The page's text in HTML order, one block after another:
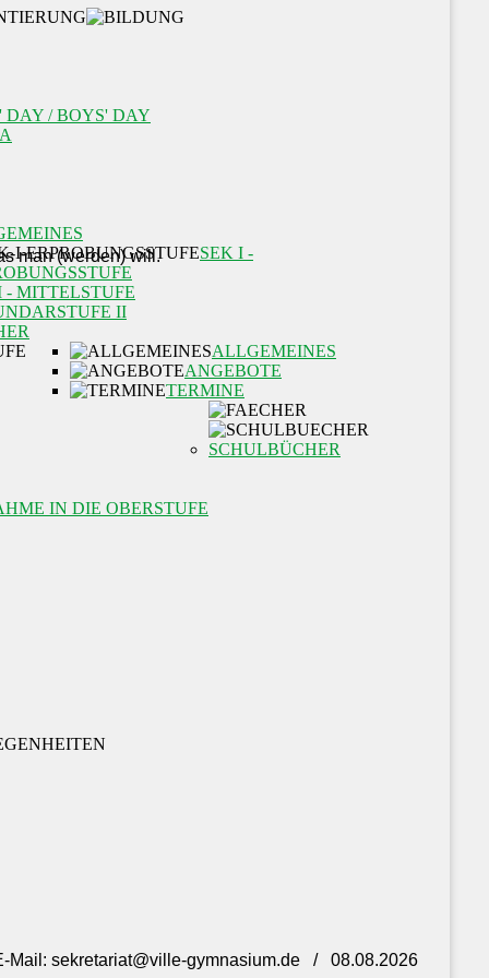
DAY / BOYS' DAY
SEK I -
- MITTELSTUFE
ALLGEMEINES
ANGEBOTE
TERMINE
II
IN DIE OBERSTUFE
SCHULBÜCHER
Mail: sekretariat@ville-gymnasium.de / 08.08.2026